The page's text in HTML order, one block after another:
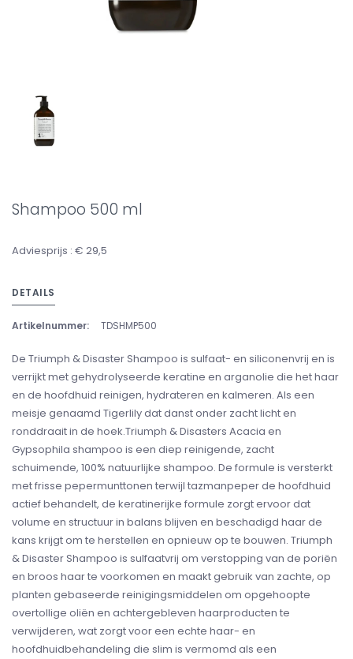
Shampoo 500 ml
Adviesprijs : € 29,5
DETAILS
Artikelnummer: TDSHMP500
De Triumph & Disaster Shampoo is sulfaat- en siliconenvrij en is
verrijkt met gehydrolyseerde keratine en arganolie die het haar
en de hoofdhuid reinigen, hydrateren en kalmeren. Als een
meisje genaamd Tigerlily dat danst onder zacht licht en
ronddraait in de hoek.Triumph & Disasters Acacia en
Gypsophila shampoo is een diep reinigende, zacht
schuimende, 100% natuurlijke shampoo. De formule is versterkt
met frisse pepermunttonen terwijl tazmanpeper de hoofdhuid
actief behandelt, de keratinerijke formule zorgt ervoor dat
volume en structuur in balans blijven en beschadigd haar de
kans krijgt om te herstellen en opnieuw op te bouwen. Triumph
& Disaster Shampoo is sulfaatvrij om verstopping van de poriën
en broos haar te voorkomen en maakt gebruik van zachte, op
planten gebaseerde reinigingsmiddelen om opgehoopte
overtollige oliën en achtergebleven haarproducten te
verwijderen, wat zorgt voor een echte haar- en
hoofdhuidbehandeling die slim is vermomd als een